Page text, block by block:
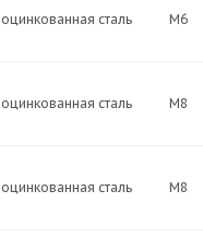
оцинкованная сталь М6
оцинкованная сталь М8
оцинкованная сталь М8